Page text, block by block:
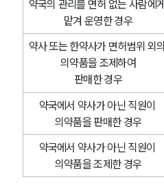
약국의 관리를 면허 없는 사람에게
맡겨 운영한 경우
약사 또는 한약사가 면허범위 외의
의약품을 조제하여
판매한 경우
약국에서 약사가 아닌 직원이
의약품을 판매한 경우
약국에서 약사가 아닌 직원이
의약품을 조제한 경우